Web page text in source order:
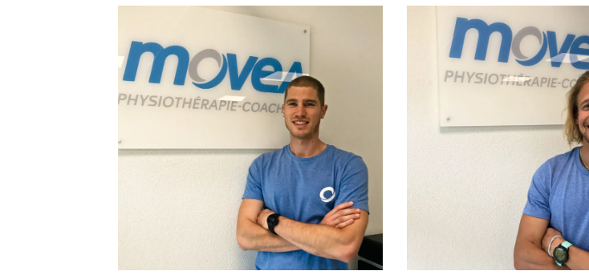
Physiothérapeute spécialisé en
orthopédie, traumatologie et sport.
Poursuit actuellement un cursus en
ostéopathie ainsi que des formations
Coach spécialisé dans les
physiques adaptées
pied et le conditionnement